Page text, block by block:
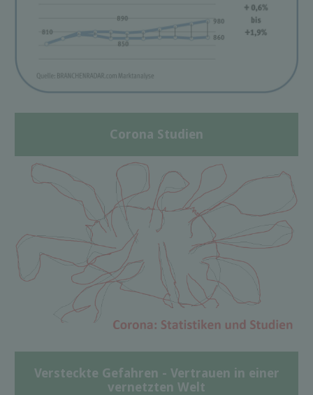
Corona Studien
Versteckte Gefahren - Vertrauen in einer
vernetzten Welt